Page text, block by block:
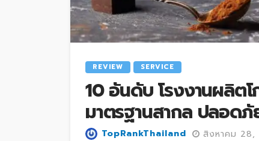
REVIEW SERVICE
10 อันดับ โรงงานผลิต
มาตรฐานสากล ปลอดภั
TopRankThailand
สิงหาคม 28,